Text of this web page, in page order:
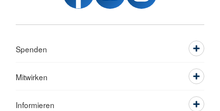
Spenden
Mitwirken
Informieren